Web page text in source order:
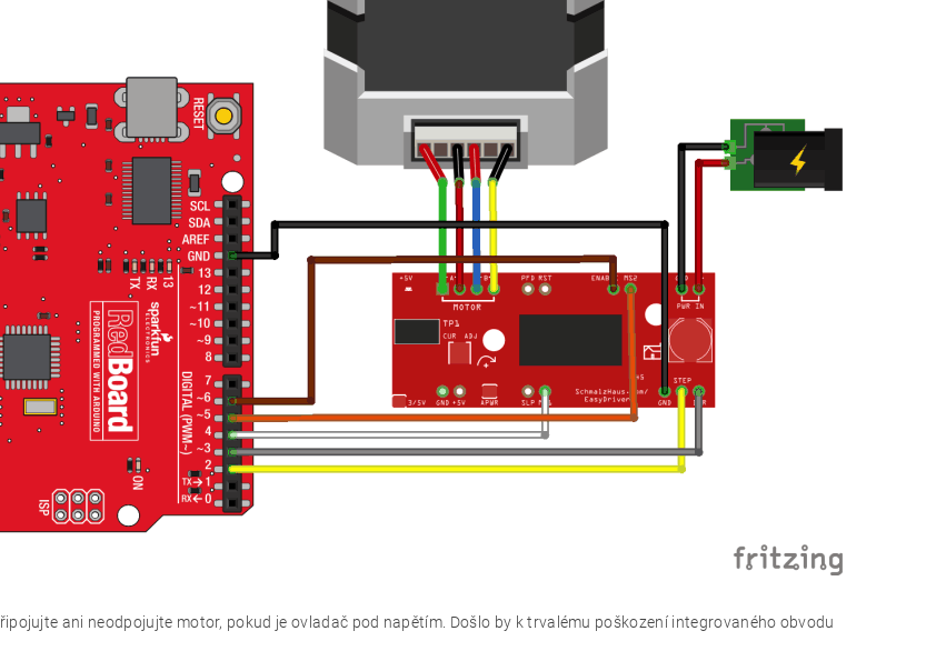
ani neodpojujte motor, pokud je ovladač pod napětím. Došlo by k trvalému poškození integrovaného obvodu